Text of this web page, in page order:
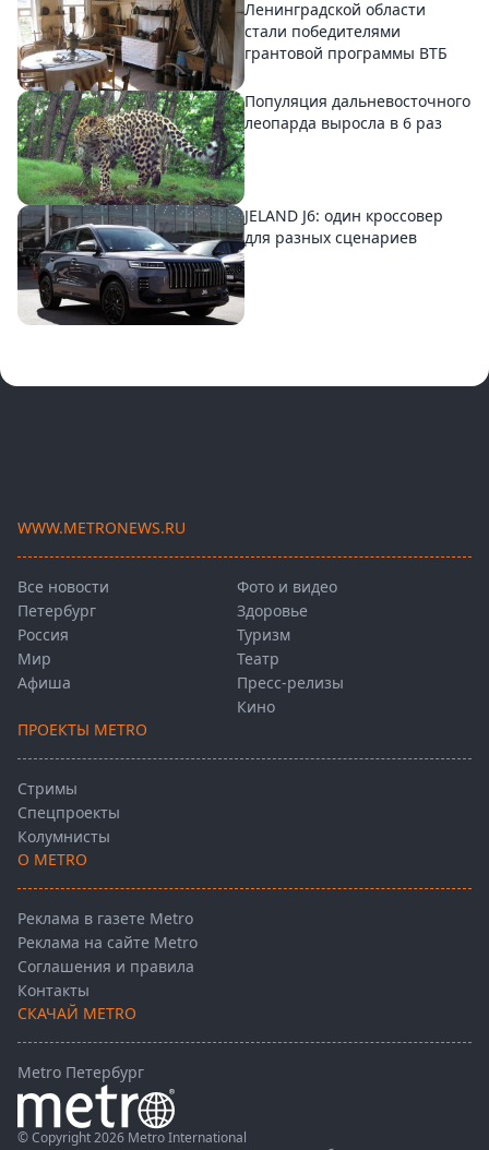
Ленинградской области
стали победителями
грантовой программы ВТБ
Популяция дальневосточного
леопарда выросла в 6 раз
JELAND J6: один кроссовер
для разных сценариев
WWW.METRONEWS.RU
Все новости
Петербург
Россия
Мир
Афиша
Фото и видео
Здоровье
Туризм
Театр
Пресс-релизы
Кино
ПРОЕКТЫ METRO
Стримы
Спецпроекты
Колумнисты
О METRO
Реклама в газете Metro
Реклама на сайте Metro
Соглашения и правила
Контакты
СКАЧАЙ METRO
Metro Петербург
© Copyright 2026 Metro International